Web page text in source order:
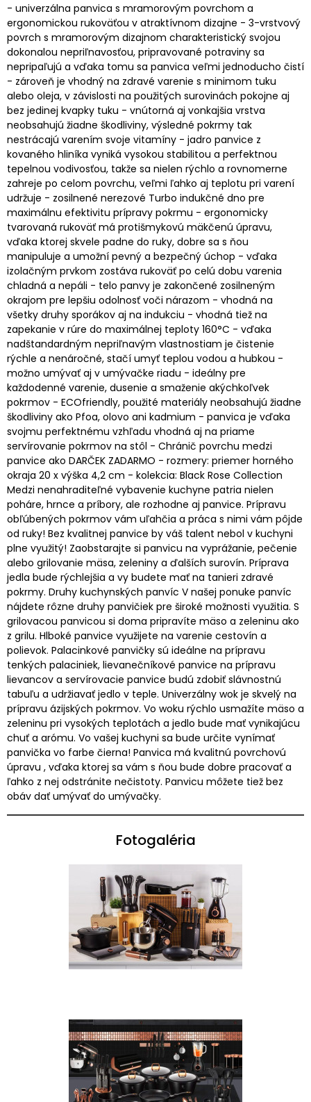
- univerzálna panvica s mramorovým povrchom a
ergonomickou rukoväťou v atraktívnom dizajne - 3-vrstvový
povrch s mramorovým dizajnom charakteristický svojou
dokonalou nepriľnavosťou, pripravované potraviny sa
nepripaľujú a vďaka tomu sa panvica veľmi jednoducho čistí
- zároveň je vhodný na zdravé varenie s minimom tuku
alebo oleja, v závislosti na použitých surovinách pokojne aj
bez jedinej kvapky tuku - vnútorná aj vonkajšia vrstva
neobsahujú žiadne škodliviny, výsledné pokrmy tak
nestrácajú varením svoje vitamíny - jadro panvice z
kovaného hliníka vyniká vysokou stabilitou a perfektnou
tepelnou vodivosťou, takže sa nielen rýchlo a rovnomerne
zahreje po celom povrchu, veľmi ľahko aj teplotu pri varení
udržuje - zosilnené nerezové Turbo indukčné dno pre
maximálnu efektivitu prípravy pokrmu - ergonomicky
tvarovaná rukoväť má protišmykovú mäkčenú úpravu,
vďaka ktorej skvele padne do ruky, dobre sa s ňou
manipuluje a umožní pevný a bezpečný úchop - vďaka
izolačným prvkom zostáva rukoväť po celú dobu varenia
chladná a nepáli - telo panvy je zakončené zosilneným
okrajom pre lepšiu odolnosť voči nárazom - vhodná na
všetky druhy sporákov aj na indukciu - vhodná tiež na
zapekanie v rúre do maximálnej teploty 160°C - vďaka
nadštandardným nepriľnavým vlastnostiam je čistenie
rýchle a nenáročné, stačí umyť teplou vodou a hubkou -
možno umývať aj v umývačke riadu - ideálny pre
každodenné varenie, dusenie a smaženie akýchkoľvek
pokrmov - ECOfriendly, použité materiály neobsahujú žiadne
škodliviny ako Pfoa, olovo ani kadmium - panvica je vďaka
svojmu perfektnému vzhľadu vhodná aj na priame
servírovanie pokrmov na stôl - Chránič povrchu medzi
panvice ako DARČEK ZADARMO - rozmery: priemer horného
okraja 20 x výška 4,2 cm - kolekcia: Black Rose Collection
Medzi nenahraditeľné vybavenie kuchyne patria nielen
poháre, hrnce a príbory, ale rozhodne aj panvice. Prípravu
obľúbených pokrmov vám uľahčia a práca s nimi vám pôjde
od ruky! Bez kvalitnej panvice by váš talent nebol v kuchyni
plne využitý! Zaobstarajte si panvicu na vyprážanie, pečenie
alebo grilovanie mäsa, zeleniny a ďalších surovín. Príprava
jedla bude rýchlejšia a vy budete mať na tanieri zdravé
pokrmy. Druhy kuchynských panvíc V našej ponuke panvíc
nájdete rôzne druhy panvičiek pre široké možnosti využitia. S
grilovacou panvicou si doma pripravíte mäso a zeleninu ako
z grilu. Hlboké panvice využijete na varenie cestovín a
polievok. Palacinkové panvičky sú ideálne na prípravu
tenkých palaciniek, lievanečníkové panvice na prípravu
lievancov a servírovacie panvice budú zdobiť slávnostnú
tabuľu a udržiavať jedlo v teple. Univerzálny wok je skvelý na
prípravu ázijských pokrmov. Vo woku rýchlo usmažíte mäso a
zeleninu pri vysokých teplotách a jedlo bude mať vynikajúcu
chuť a arómu. Vo vašej kuchyni sa bude určite vynímať
panvička vo farbe čierna! Panvica má kvalitnú povrchovú
úpravu , vďaka ktorej sa vám s ňou bude dobre pracovať a
ľahko z nej odstránite nečistoty. Panvicu môžete tiež bez
obáv dať umývať do umývačky.
Fotogaléria